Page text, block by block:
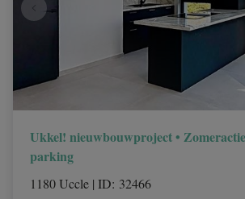
Ukkel! nieuwbouwproject •
parking
1180 Uccle | ID: 32466